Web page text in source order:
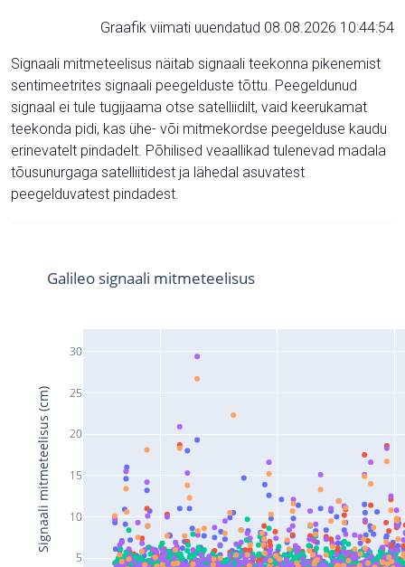
Graafik viimati uuendatud 08.08.2026 10:44:54
Signaali mitmeteelisus näitab signaali teekonna pikenemist
sentimeetrites signaali peegelduste tõttu. Peegeldunud
signaal ei tule tugijaama otse satelliidilt, vaid keerukamat
teekonda pidi, kas ühe- või mitmekordse peegelduse kaudu
erinevatelt pindadelt. Põhilised veaallikad tulenevad madala
tõusunurgaga satelliitidest ja lähedal asuvatest
peegelduvatest pindadest.
5
10
15
20
25
30
Galileo signaali mitmeteelisus
Signaali mitmeteelisus (cm)